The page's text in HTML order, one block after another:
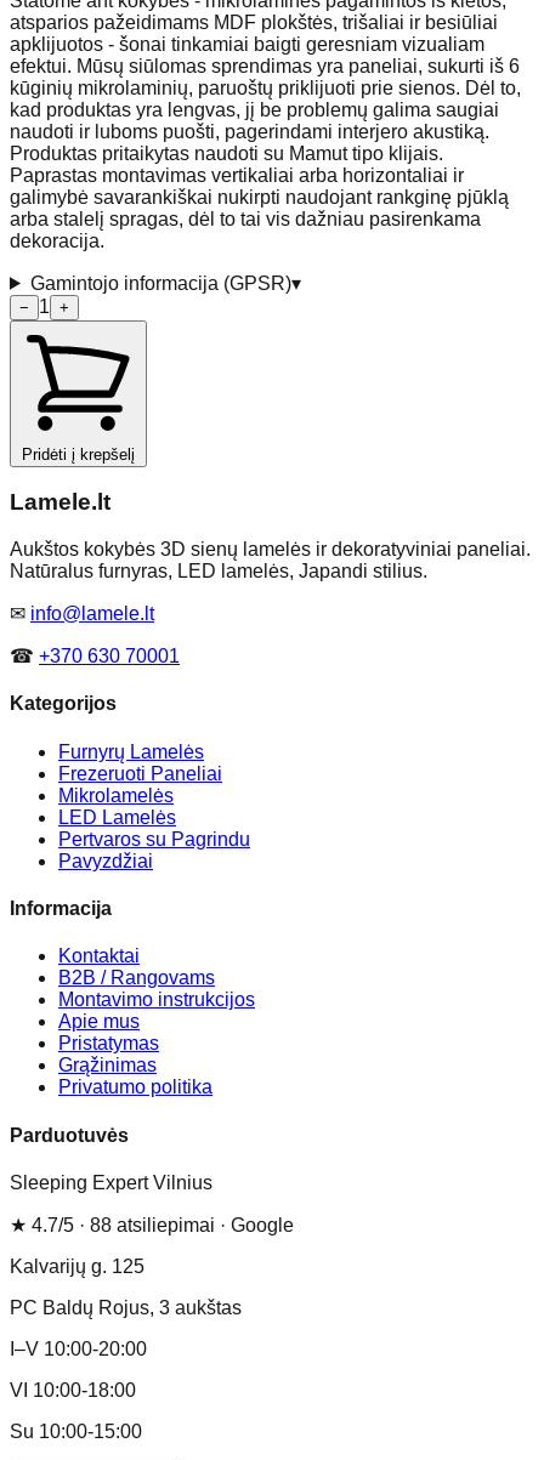
atsparios pažeidimams MDF plokštės, trišaliai ir besiūliai
apklijuotos - šonai tinkamiai baigti geresniam vizualiam
efektui. Mūsų siūlomas sprendimas yra paneliai, sukurti iš 6
kūginių mikrolaminių, paruoštų priklijuoti prie sienos. Dėl to,
kad produktas yra lengvas, jį be problemų galima saugiai
naudoti ir luboms puošti, pagerindami interjero akustiką.
Produktas pritaikytas naudoti su Mamut tipo klijais.
Paprastas montavimas vertikaliai arba horizontaliai ir
galimybė savarankiškai nukirpti naudojant rankginę pjūklą
arba stalelį spragas, dėl to tai vis dažniau pasirenkama
dekoracija.
Gamintojo informacija (GPSR)▾
− 1 +
Pridėti į krepšelį
Lamele.lt
Aukštos kokybės 3D sienų lamelės ir dekoratyviniai paneliai.
Natūralus furnyras, LED lamelės, Japandi stilius.
✉ info@lamele.lt
☎ +370 630 70001
Kategorijos
Furnyrų Lamelės
Frezeruoti Paneliai
Mikrolamelės
LED Lamelės
Pertvaros su Pagrindu
Pavyzdžiai
Informacija
Kontaktai
B2B / Rangovams
Montavimo instrukcijos
Apie mus
Pristatymas
Grąžinimas
Privatumo politika
Parduotuvės
Sleeping Expert Vilnius
★ 4.7/5 · 88 atsiliepimai · Google
Kalvarijų g. 125
PC Baldų Rojus, 3 aukštas
I–V 10:00-20:00
VI 10:00-18:00
Su 10:00-15:00